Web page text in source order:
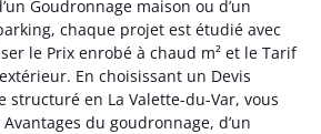
Goudronnage maison ou d’un
chaque projet est étudié avec
le Prix enrobé à chaud m² et le Tarif
En choisissant un Devis
structuré en La Valette-du-Var, vous
du goudronnage, d’un